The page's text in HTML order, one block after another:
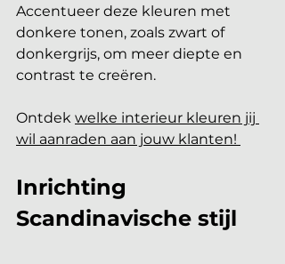
Accentueer deze kleuren met
donkere tonen, zoals zwart of
donkergrijs, om meer diepte en
contrast te creëren.
Ontdek welke interieur kleuren jij
wil aanraden aan jouw klanten!
Inrichting
Scandinavische stijl